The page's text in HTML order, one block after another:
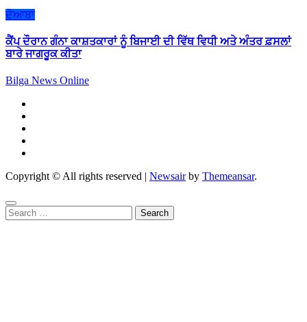
ਦੋਆਬਾ
ਕੈਂਪ ਦੌਰਾਨ ਗੰਨਾ ਕਾਸ਼ਤਕਾਰਾਂ ਨੂੰ ਬਿਜਾਈ ਦੀ ਵਿੱਥ ਵਿਧੀ ਅਤੇ ਅੰਤਰ ਫ਼ਸਲਾਂ
ਬਾਰੇ ਜਾਗਰੂਕ ਕੀਤਾ
Bilga News Online
Copyright © All rights reserved | Newsairby Themeansar.
Search
for: